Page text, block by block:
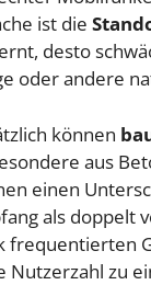
ist die
desto
oder andere
können
aus
einen
als doppelt
frequentierten
Nutzerzahl zu